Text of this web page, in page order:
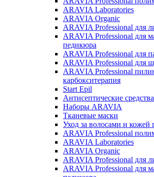
ARAVIA Laboratories
ARAVIA Organic
ARAVIA Professional для
ARAVIA Professional для
педикюра
ARAVIA Professional для
ARAVIA Professional для
ARAVIA Professional
карбокситерапия
Start Epil
Антисептические средства
Наборы ARAVIA
Тканевые маски
Уход за волосами и кожей
ARAVIA Professional
ARAVIA Laboratories
ARAVIA Organic
ARAVIA Professional для
ARAVIA Professional для